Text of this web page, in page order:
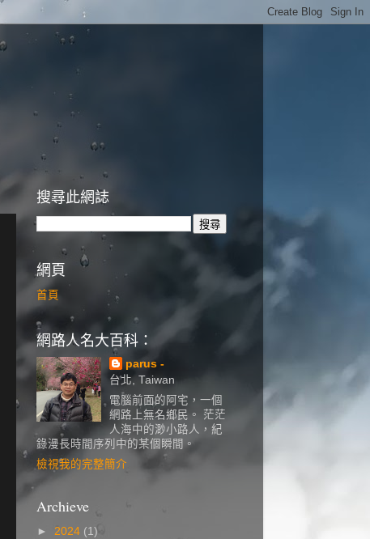
搜尋此網誌
網頁
首頁
網路人名大百科：
parus -
台北, Taiwan
電腦前面的阿宅，一個
網路上無名鄉民。 茫茫
人海中的渺小路人，紀
錄漫長時間序列中的某個瞬間。
檢視我的完整簡介
Archieve
► 2024 (1)